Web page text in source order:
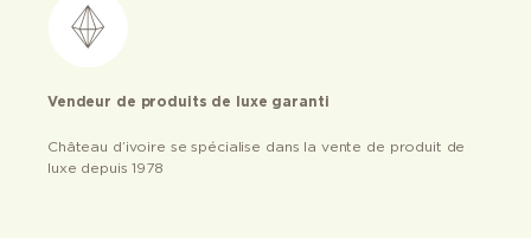
Vendeur de produits de luxe garanti
Château d’ivoire se spécialise dans la vente de produit de
luxe depuis 1978